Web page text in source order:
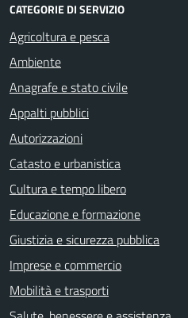
CATEGORIE DI SERVIZIO
Agricoltura e pesca
Ambiente
Anagrafe e stato civile
Appalti pubblici
Autorizzazioni
Catasto e urbanistica
Cultura e tempo libero
Educazione e formazione
Giustizia e sicurezza pubblica
Imprese e commercio
Mobilità e trasporti